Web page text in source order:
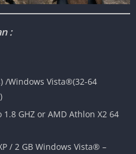
:
/Windows Vista®(32-64
GHZ or AMD Athlon X2 64
/ 2 GB Windows Vista® –